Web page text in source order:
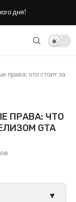
дня!
права: что стоит за
ПРАВА: ЧТО
GTA
▼